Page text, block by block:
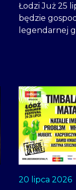
Łodzi Już 25
będzie
legendarnej
20 lipca 2026